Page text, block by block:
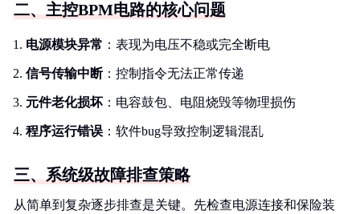
二、主控BPM电路的核心问题
电源模块异常 ：表现为电压不稳或完全断电
信号传输中断：控制指令无法正常传递
元件老化损坏 ：电容鼓包、电阻烧毁等物理损伤
程序运行错误 ：软件bug导致控制逻辑混乱
三、系统级故障排查策略
从简单到复杂逐步排查是关键。先检查电源连接和保险装